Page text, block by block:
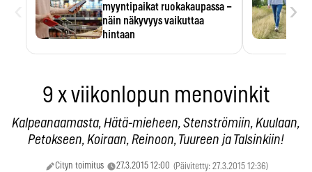
myyntipaikat ruokakaupassa –
näin näkyvyys vaikuttaa
hintaan
›
9 x viikonlopun menovinkit
Kalpeanaamasta, Hätä-mieheen, Stenströmiin, Kuulaan,
Petokseen, Koiraan, Reinoon, Tuureen ja Talsinkiin!
Cityn toimitus 27.3.2015 12:00 (Päivitetty: 27.3.2015 12:36)